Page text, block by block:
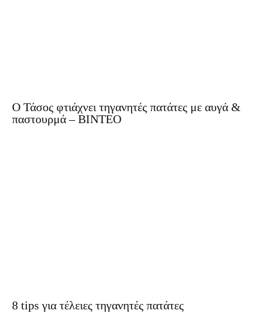
Ο Τάσος φτιάχνει τηγανητές πατάτες με αυγά &
παστουρμά – ΒΙΝΤΕΟ
8 tips για τέλειες τηγανητές πατάτες